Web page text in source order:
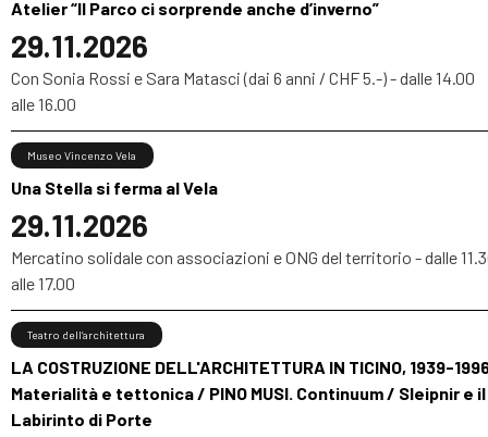
Atelier “Il Parco ci sorprende anche d’inverno”
29.11.2026
Con Sonia Rossi e Sara Matasci (dai 6 anni / CHF 5.-) - dalle 14.00
alle 16.00
Una Stella si ferma al Vela
29.11.2026
Museo Vincenzo Vela
Mercatino solidale con associazioni e ONG del territorio - dalle
alle 17.00
LA COSTRUZIONE DELL'ARCHITETTURA IN TICINO, 1939-
Materialità e tettonica / PINO MUSI. Continuum / Sleipnir e il
Labirinto di Porte
Teatro dell’architettura